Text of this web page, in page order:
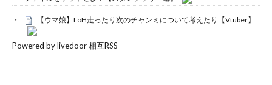
【ウマ娘】LoH走ったり次のチャンミについて考えたり【Vtuber】
Powered by livedoor 相互RSS